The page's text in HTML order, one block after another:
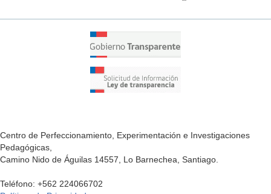
external)
Centro de Perfeccionamiento, Experimentación e Investigaciones
Pedagógicas,
Camino Nido de Águilas 14557, Lo Barnechea, Santiago.
Teléfono: +562 224066702